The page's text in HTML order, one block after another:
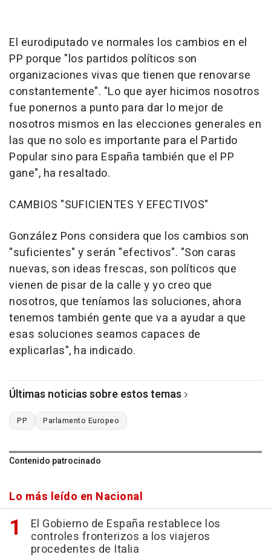
El eurodiputado ve normales los cambios en el
PP porque "los partidos políticos son
organizaciones vivas que tienen que renovarse
constantemente". "Lo que ayer hicimos nosotros
fue ponernos a punto para dar lo mejor de
nosotros mismos en las elecciones generales en
las que no solo es importante para el Partido
Popular sino para España también que el PP
gane", ha resaltado.
CAMBIOS "SUFICIENTES Y EFECTIVOS"
González Pons considera que los cambios son
"suficientes" y serán "efectivos". "Son caras
nuevas, son ideas frescas, son políticos que
vienen de pisar de la calle y yo creo que
nosotros, que teníamos las soluciones, ahora
tenemos también gente que va a ayudar a que
esas soluciones seamos capaces de
explicarlas", ha indicado.
Últimas noticias sobre estos temas
PP Parlamento Europeo
Contenido patrocinado
Lo más leído en Nacional
El Gobierno de España restablece los
controles fronterizos a los viajeros
procedentes de Italia